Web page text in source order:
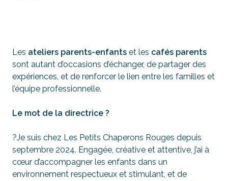
Les ateliers parents-enfants et les cafés parents
sont autant d’occasions d’échanger, de partager des
expériences, et de renforcer le lien entre les familles et
l’équipe professionnelle.
Le mot de la directrice ?
?Je suis chez Les Petits Chaperons Rouges depuis
septembre 2024. Engagée, créative et attentive, j’ai à
cœur d’accompagner les enfants dans un
environnement respectueux et stimulant, et de